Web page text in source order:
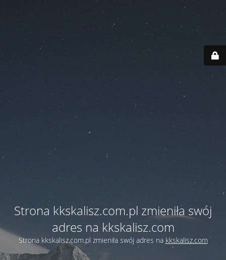
Strona kkskalisz.com.pl zmieniła swój
adres na kkskalisz.com
Strona kkskalisz.com.pl zmieniła swój adres na kkskalisz.com